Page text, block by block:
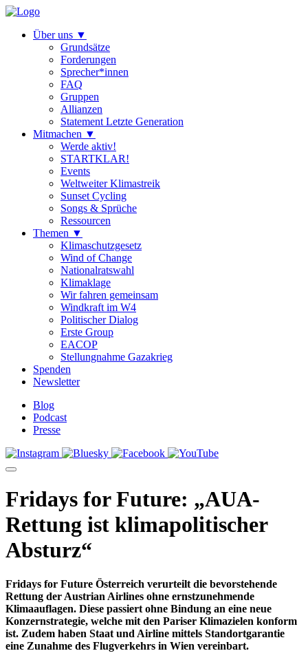
Über uns ▼
Grundsätze
Forderungen
Sprecher*innen
FAQ
Gruppen
Allianzen
Statement Letzte Generation
Mitmachen ▼
Werde aktiv!
STARTKLAR!
Events
Weltweiter Klimastreik
Sunset Cycling
Songs & Sprüche
Ressourcen
Themen ▼
Klimaschutzgesetz
Wind of Change
Nationalratswahl
Klimaklage
Wir fahren gemeinsam
Windkraft im W4
Politischer Dialog
Erste Group
EACOP
Stellungnahme Gazakrieg
Spenden
Newsletter
Blog
Podcast
Presse
Fridays for Future: „AUA-
Rettung ist klimapolitischer
Absturz“
Fridays for Future Österreich verurteilt die bevorstehende
Rettung der Austrian Airlines ohne ernstzunehmende
Klimaauflagen. Diese passiert ohne Bindung an eine neue
Konzernstrategie, welche mit den Pariser Klimazielen konform
ist. Zudem haben Staat und Airline mittels Standortgarantie
eine Zunahme des Flugverkehrs in Wien vereinbart.